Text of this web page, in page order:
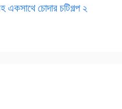
একসাথে চোদার চটিগল্প ২